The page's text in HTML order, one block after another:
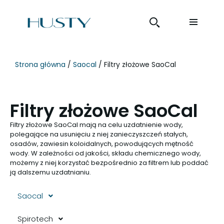
Strona główna / Saocal / Filtry złożowe SaoCal
Filtry złożowe SaoCal
Filtry złożowe SaoCal mają na celu uzdatnienie wody,
polegające na usunięciu z niej zanieczyszczeń stałych,
osadów, zawiesin koloidalnych, powodujących mętność
wody. W zależności od jakości, składu chemicznego wody,
możemy z niej korzystać bezpośrednio za filtrem lub poddać
ją dalszemu uzdatnianiu.
Saocal
Spirotech